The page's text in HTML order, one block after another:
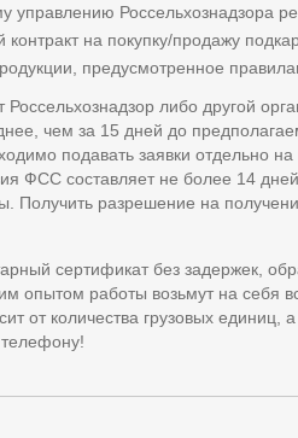
управлению Россельхознадзора
на покупку/продажу
предусмотренное
либо другой
чем за 15 дней до
подавать заявки отдельно
ФСС составляет не более 14
Получить разрешение на
сертификат без задержек,
опытом работы возьмут на себя
от количества грузовых